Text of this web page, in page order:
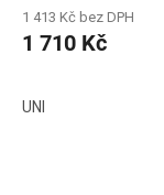
1 413 Kč bez DPH
1 710 Kč
UNI